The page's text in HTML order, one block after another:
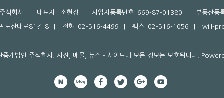
식회사 대표자 : 소현정 사업자등록번호: 669-87-01380 부동산
도산대로81길 8 전화: 02-516-4499 팩스: 02-516-1056 will-
개법인 주식회사. 사진, 매물, 뉴스 - 사이트내 모든 정보는 보호됩니다.